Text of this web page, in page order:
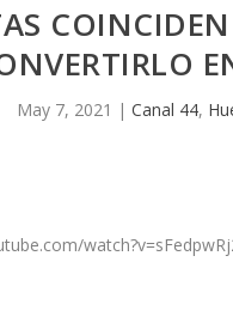
May 7, 2021 |Canal 44,